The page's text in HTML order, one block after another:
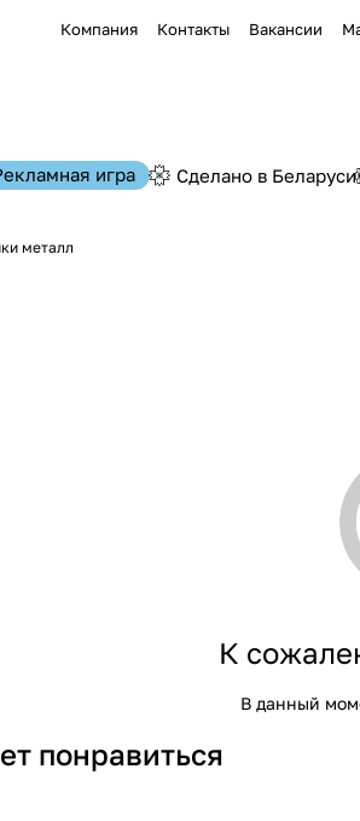
Компания Контакты Вакансии
игра Сделано в Беларуси
металл
К
В данный
понравиться